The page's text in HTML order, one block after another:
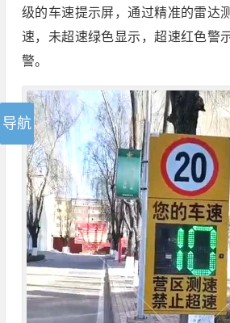
级的车速提示屏，通过精准的雷达
速，未超速绿色显示，超速红色警
警。